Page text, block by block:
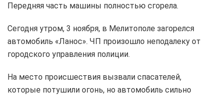
Передняя часть машины полностью сгорела.
Сегодня утром, 3 ноября, в Мелитополе загорелся
автомобиль «Ланос». ЧП произошло неподалеку от
городского управления полиции.
На место происшествия вызвали спасателей,
которые потушили огонь, но автомобиль сильно